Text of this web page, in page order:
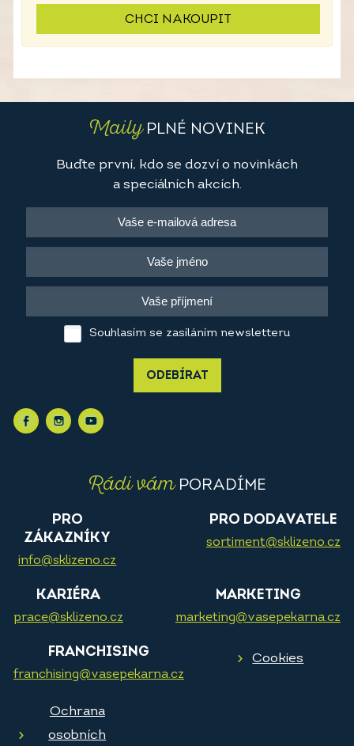
CHCI NAKOUPIT
MailyPLNÉ NOVINEK
Buďte první, kdo se dozví o novinkách
a speciálních akcích.
Souhlasím se zasíláním newsletteru
ODEBÍRAT
Rádi vámPORADÍME
PRO
ZÁKAZNÍKY
info@sklizeno.cz
PRO DODAVATELE
sortiment@sklizeno.cz
KARIÉRA
prace@sklizeno.cz
MARKETING
marketing@vasepekarna.cz
FRANCHISING
franchising@vasepekarna.cz
Cookies
Ochrana
osobních